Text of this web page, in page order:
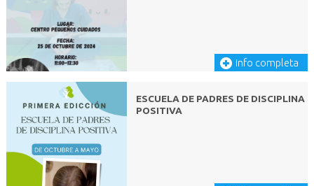
info completa
ESCUELA DE PADRES DE DISCIPLINA
POSITIVA